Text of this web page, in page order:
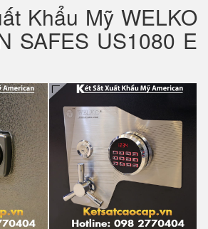
Khẩu Mỹ WELKO
SAFES US1080 E